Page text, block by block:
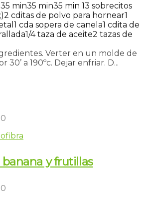
35 min35 min35 min 13 sobrecitos
2 cditas de polvo para hornear1
1 cda sopera de canela1 cdita de
1/4 taza de aceite2 tazas de
Verter en un molde de
a 190ºc. Dejar enfriar. D...
y frutillas